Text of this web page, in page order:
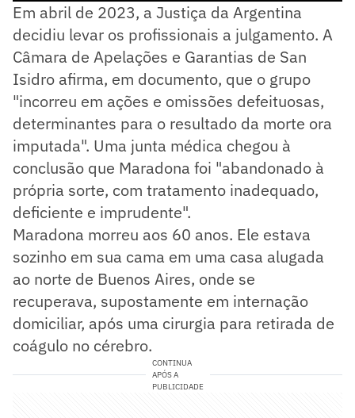
Em abril de 2023, a Justiça da Argentina
decidiu levar os profissionais a julgamento. A
Câmara de Apelações e Garantias de San
Isidro afirma, em documento, que o grupo
"incorreu em ações e omissões defeituosas,
determinantes para o resultado da morte ora
imputada". Uma junta médica chegou à
conclusão que Maradona foi "abandonado à
própria sorte, com tratamento inadequado,
deficiente e imprudente".
Maradona morreu aos 60 anos. Ele estava
sozinho em sua cama em uma casa alugada
ao norte de Buenos Aires, onde se
recuperava, supostamente em internação
domiciliar, após uma cirurgia para retirada de
coágulo no cérebro.
CONTINUA
APÓS A
PUBLICIDADE